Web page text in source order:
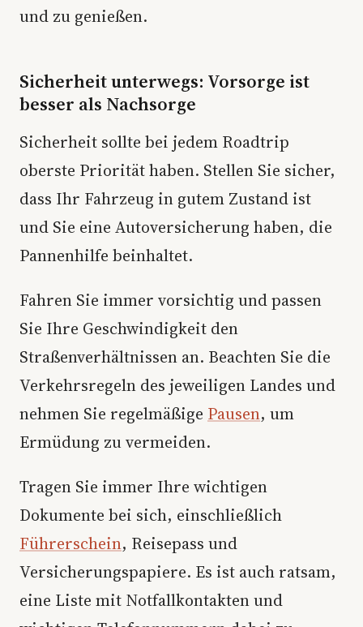
und zu genießen.
Sicherheit unterwegs: Vorsorge ist
besser als Nachsorge
Sicherheit sollte bei jedem Roadtrip
oberste Priorität haben. Stellen Sie sicher,
dass Ihr Fahrzeug in gutem Zustand ist
und Sie eine Autoversicherung haben, die
Pannenhilfe beinhaltet.
Fahren Sie immer vorsichtig und passen
Sie Ihre Geschwindigkeit den
Straßenverhältnissen an. Beachten Sie die
Verkehrsregeln des jeweiligen Landes und
nehmen Sie regelmäßige Pausen, um
Ermüdung zu vermeiden.
Tragen Sie immer Ihre wichtigen
Dokumente bei sich, einschließlich
Führerschein, Reisepass und
Versicherungspapiere. Es ist auch ratsam,
eine Liste mit Notfallkontakten und